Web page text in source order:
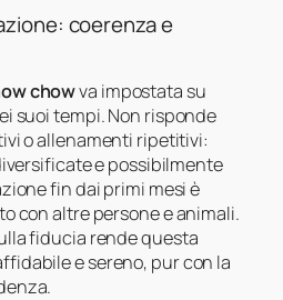
coerenza e
chowva impostata su
suoi tempi. Non risponde
o allenamenti ripetitivi:
e possibilmente
fin dai primi mesi è
con altre persone e animali.
fiducia rende questa
e sereno, pur con la